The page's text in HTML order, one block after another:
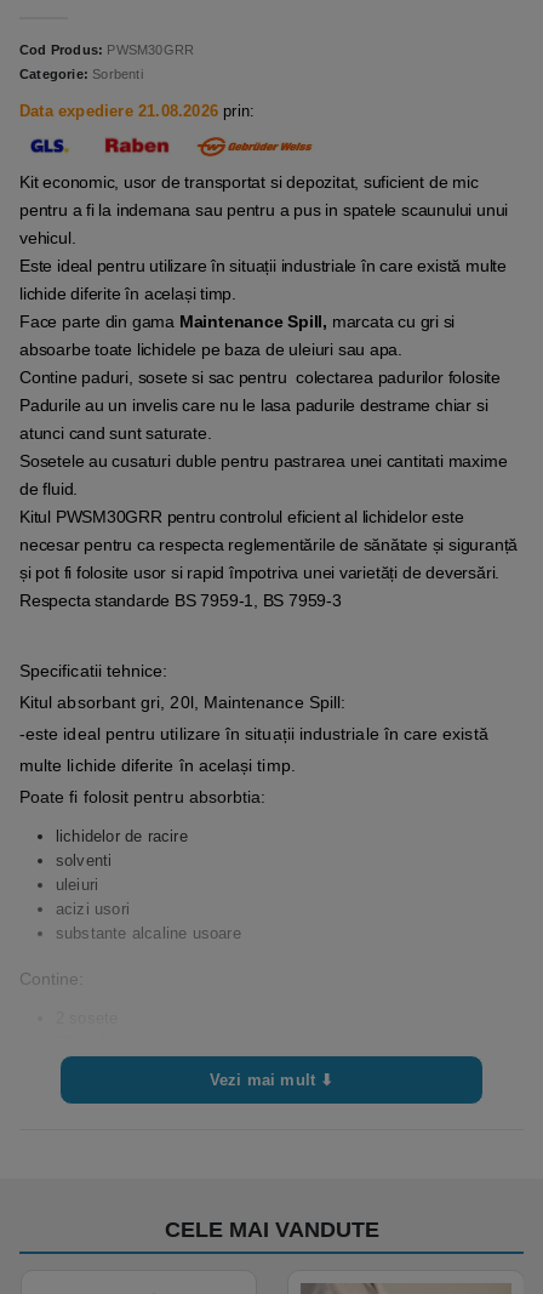
Cod Produs: PWSM30GRR
Categorie: Sorbenti
Data expediere 21.08.2026 prin:
Kit economic, usor de transportat si depozitat, suficient de mic
pentru a fi la indemana sau pentru a pus in spatele scaunului unui
vehicul.
Este ideal pentru utilizare în situații industriale în care există multe
lichide diferite în același timp.
Face parte din gama Maintenance Spill, marcata cu gri si
absoarbe toate lichidele pe baza de uleiuri sau apa.
Contine paduri, sosete si sac pentru colectarea padurilor folosite
Padurile au un invelis care nu le lasa padurile destrame chiar si
atunci cand sunt saturate.
Sosetele au cusaturi duble pentru pastrarea unei cantitati maxime
de fluid.
Kitul PWSM30GRR pentru controlul eficient al lichidelor este
necesar pentru ca respecta reglementările de sănătate și siguranță
și pot fi folosite usor si rapid împotriva unei varietăți de deversări.
Respecta standarde BS 7959-1, BS 7959-3
Specificatii tehnice:
Kitul absorbant gri, 20l, Maintenance Spill:
-este ideal pentru utilizare în situații industriale în care există
multe lichide diferite în același timp.
Poate fi folosit pentru absorbtia:
lichidelor de racire
solventi
uleiuri
acizi usori
substante alcaline usoare
Contine:
saci
instructiuni de utilizare
Vezi mai mult ⬇
CELE MAI VANDUTE